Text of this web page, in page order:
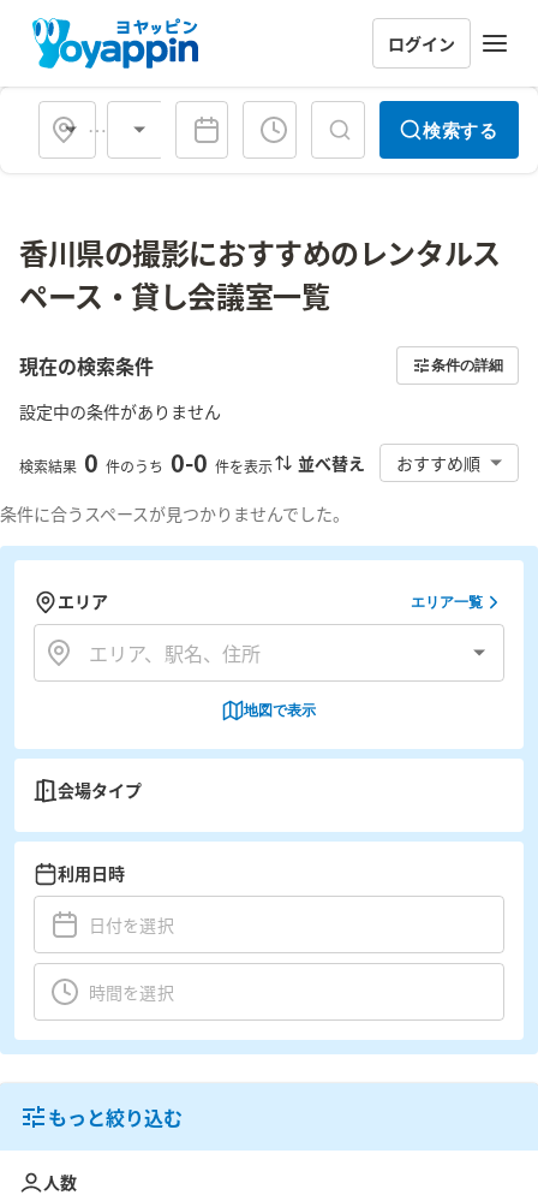
ログイン
会場タイプ 検索する
香川県の撮影におすすめのレンタルス
ペース・貸し会議室一覧
現在の検索条件 条件の詳細
設定中の条件がありません
検索結果 0 件のうち 0-0 件を表示 並べ替え おすすめ順
条件に合うスペースが見つかりませんでした。
エリア エリア一覧
地図で表示
会場タイプ
利用日時
もっと絞り込む
人数